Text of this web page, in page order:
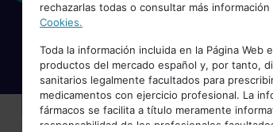
Accede o regístrate con tu email.
rechazarlas todas o consultar más
Cookies.
Toda la información incluida en la Página Web
productos del mercado español y, por tanto,
sanitarios legalmente facultados para
medicamentos con ejercicio profesional. La
fármacos se facilita a título meramente
responsabilidad de los profesionales
PUBLICIDAD